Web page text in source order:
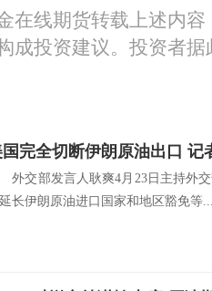
在线期货转载上述内
成投资建议。投资者
国完全切断伊朗原油出口 记
交部发言人耿爽4月23日主持外交
长伊朗原油进口国家和地区豁免等